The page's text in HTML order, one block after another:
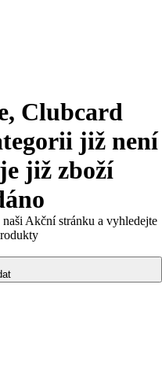
Clubcard
již není
již zboží
Akční stránku a vyhledejte